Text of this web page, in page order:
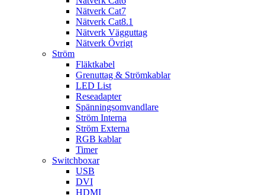
Nätverk Cat7
Nätverk Cat8.1
Nätverk Vägguttag
Nätverk Övrigt
Ström
Fläktkabel
Grenuttag & Strömkablar
LED List
Reseadapter
Spänningsomvandlare
Ström Interna
Ström Externa
RGB kablar
Timer
Switchboxar
USB
DVI
HDMI